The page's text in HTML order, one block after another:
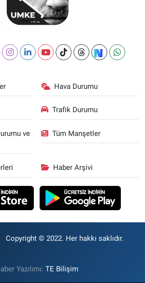
Hava Durumu
Trafik Durumu
ve
Tüm Manşetler
Haber Arşivi
Copyright © 2022. Her hakkı saklıdır.
Yazılımı: TE Bilişim